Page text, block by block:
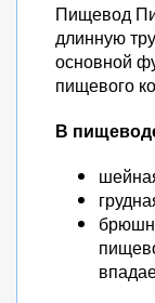
Пищевод
длинную
основной
пищевого
В